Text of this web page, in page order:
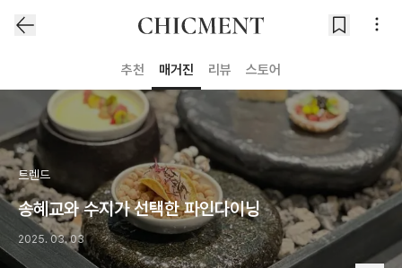
추천 매거진 리뷰 스토어
트렌드
송혜교와 수지가 선택한 파인다이닝
2025. 03. 03